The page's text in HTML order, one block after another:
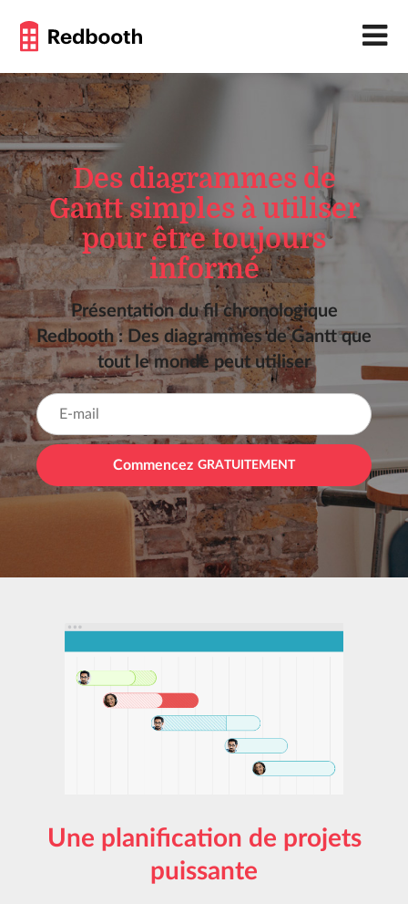
Des diagrammes de
Gantt simples à utiliser
pour être toujours
informé
Présentation du fil chronologique
Redbooth : Des diagrammes de Gantt que
tout le monde peut utiliser
Commencez GRATUITEMENT
Une planification de projets
puissante